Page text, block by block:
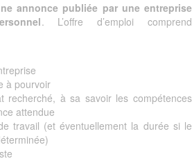
annonce publiée par une entreprise
. L’offre d’emploi comprend
à pourvoir
recherché, à sa savoir les compétences
attendue
travail (et éventuellement la durée si le